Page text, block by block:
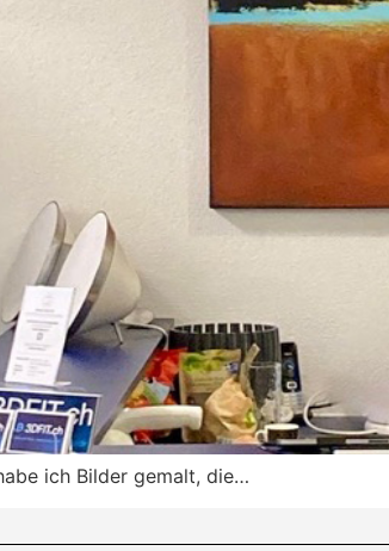
ich Bilder gemalt, die…